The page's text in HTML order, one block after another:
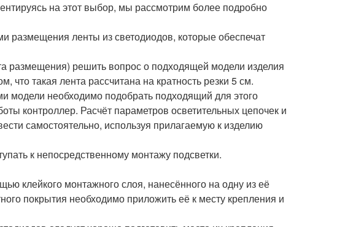
на этот выбор, мы рассмотрим более подробно
размещения ленты из светодиодов, которые обеспечат
размещения) решить вопрос о подходящей модели изделия
такая лента рассчитана на кратность резки 5 см.
модели необходимо подобрать подходящий для этого
контроллер. Расчёт параметров осветительных цепочек и
самостоятельно, используя прилагаемую к изделию
к непосредственному монтажу подсветки.
клейкого монтажного слоя, нанесённого на одну из её
покрытия необходимо приложить её к месту крепления и